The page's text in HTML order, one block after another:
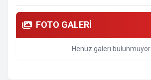
FOTO GALERİ
Henüz galeri bulunmuyor.